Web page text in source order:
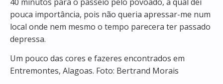
pouca importância, pois não queria apressar-me num
local onde nem mesmo o tempo parecera ter passado
depressa.
Um pouco das cores e fazeres encontrados em
Entremontes, Alagoas. Foto: Bertrand Morais